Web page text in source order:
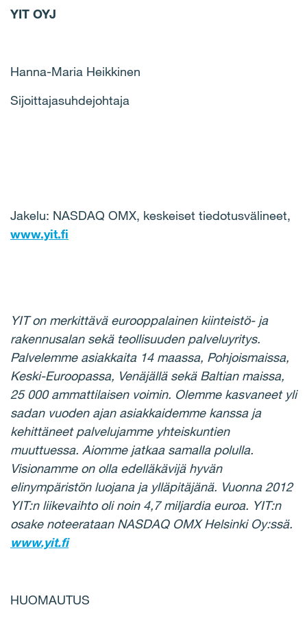
YIT OYJ
Hanna-Maria Heikkinen
Sijoittajasuhdejohtaja
Jakelu: NASDAQ OMX, keskeiset tiedotusvälineet,
www.yit.fi
YIT on merkittävä eurooppalainen kiinteistö- ja
rakennusalan sekä teollisuuden palveluyritys.
Palvelemme asiakkaita 14 maassa, Pohjoismaissa,
Keski-Euroopassa, Venäjällä sekä Baltian maissa,
25 000 ammattilaisen voimin. Olemme kasvaneet yli
sadan vuoden ajan asiakkaidemme kanssa ja
kehittäneet palvelujamme yhteiskuntien
muuttuessa. Aiomme jatkaa samalla polulla.
Visionamme on olla edelläkävijä hyvän
elinympäristön luojana ja ylläpitäjänä. Vuonna 2012
YIT:n liikevaihto oli noin 4,7 miljardia euroa. YIT:n
osake noteerataan NASDAQ OMX Helsinki Oy:ssä.
www.yit.fi
HUOMAUTUS